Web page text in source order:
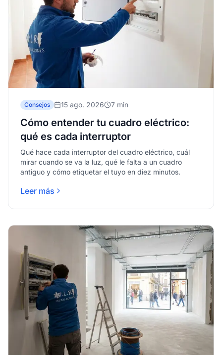
Consejos 15 ago. 2026 7 min
Cómo entender tu cuadro eléctrico:
qué es cada interruptor
Qué hace cada interruptor del cuadro eléctrico, cuál
mirar cuando se va la luz, qué le falta a un cuadro
antiguo y cómo etiquetar el tuyo en diez minutos.
Leer más